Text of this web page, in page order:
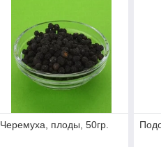
Черемуха, плоды, 50гр.